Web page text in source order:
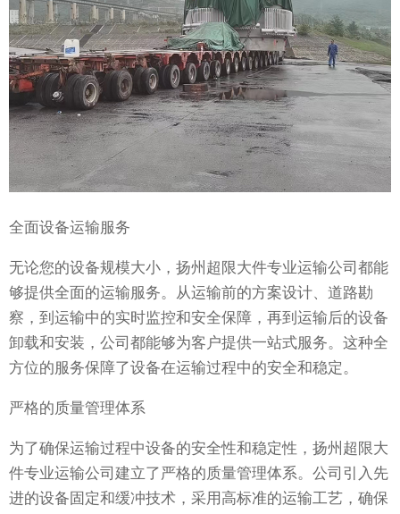
全面设备运输服务
无论您的设备规模大小，扬州超限大件专业运输公司都能
够提供全面的运输服务。从运输前的方案设计、道路勘
察，到运输中的实时监控和安全保障，再到运输后的设备
卸载和安装，公司都能够为客户提供一站式服务。这种全
方位的服务保障了设备在运输过程中的安全和稳定。
严格的质量管理体系
为了确保运输过程中设备的安全性和稳定性，扬州超限大
件专业运输公司建立了严格的质量管理体系。公司引入先
进的设备固定和缓冲技术，采用高标准的运输工艺，确保